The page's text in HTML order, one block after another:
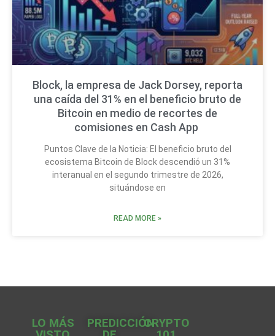
Block, la empresa de Jack Dorsey, reporta
una caída del 31% en el beneficio bruto de
Bitcoin en medio de recortes de
comisiones en Cash App
Puntos Clave de la Noticia: El beneficio bruto del
ecosistema Bitcoin de Block descendió un 31%
interanual en el segundo trimestre de 2026,
situándose en
READ MORE »
LO MÁS
PREDICCIÓNCRYPTO